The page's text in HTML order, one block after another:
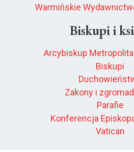
Warmińskie
Biskupi i
Arcybiskup
Biskupi
Zakony i
Parafie
Konferencja
Vatican